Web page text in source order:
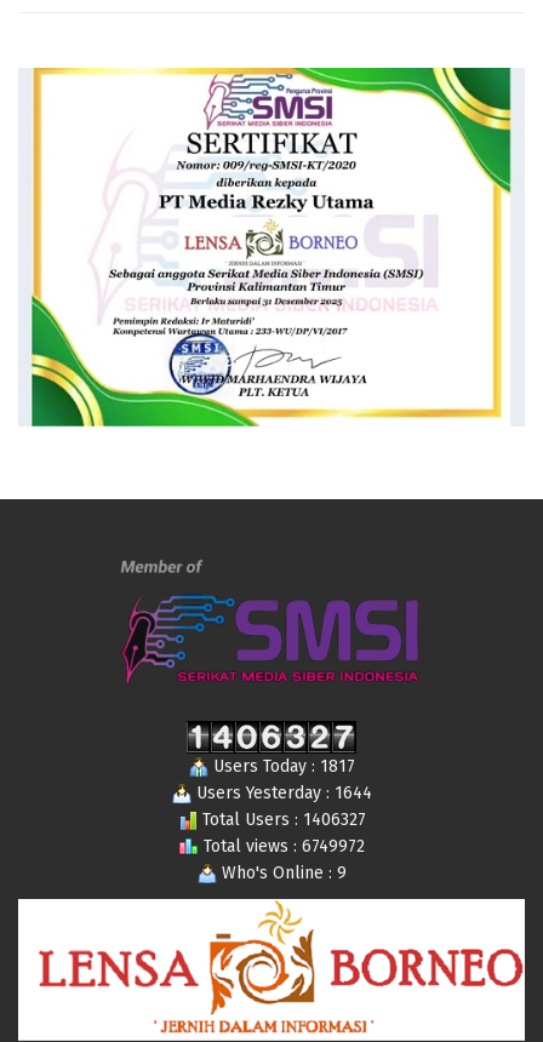
Users Today : 1817
Users Yesterday : 1644
Total Users : 1406327
Total views : 6749972
Who's Online : 9